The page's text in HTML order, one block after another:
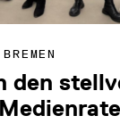
den